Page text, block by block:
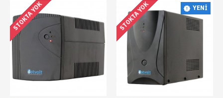
STOKTA YOK YENI
STOKTA YOK